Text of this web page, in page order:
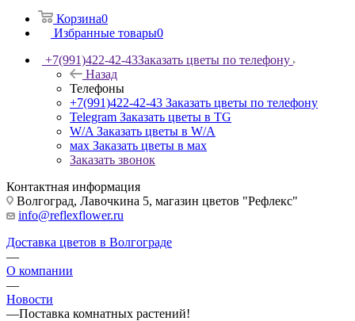
Корзина0
Избранные товары0
+7(991)422-42-43Заказать цветы по телефону
Назад
Телефоны
+7(991)422-42-43 Заказать цветы по телефону
Telegram Заказать цветы в TG
W/A Заказать цветы в W/A
мах Заказать цветы в мах
Заказать звонок
Контактная информация
Волгоград, Лавочкина 5, магазин цветов "Рефлекс"
info@reflexflower.ru
Доставка цветов в Волгограде
—
О компании
—
Новости
—Поставка комнатных растений!